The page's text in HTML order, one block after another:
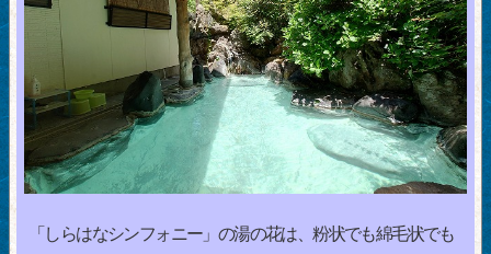
「しらはなシンフォニー」の湯の花は、粉状でも綿毛状でも